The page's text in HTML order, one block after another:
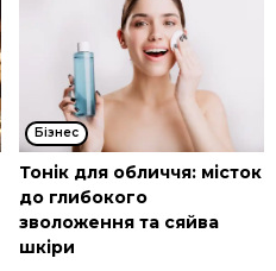
Бізнес
Тонік для обличчя: місток
до глибокого
зволоження та сяйва
шкіри